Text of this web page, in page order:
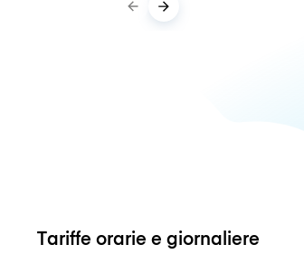
Tariffe orarie e giornaliere